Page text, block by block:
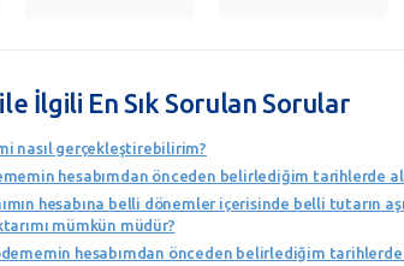
İlgili En Sık Sorulan Sorular
nasıl gerçekleştirebilirim?
hesabımdan önceden belirlediğim tarihlerde
hesabına belli dönemler içerisinde belli tutarın
mümkün müdür?
hesabımdan önceden belirlediğim